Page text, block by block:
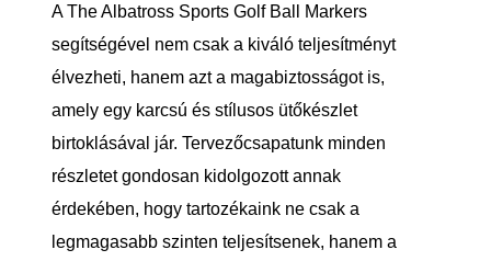
A The Albatross Sports Golf Ball Markers
segítségével nem csak a kiváló teljesítményt
élvezheti, hanem azt a magabiztosságot is,
amely egy karcsú és stílusos ütőkészlet
birtoklásával jár. Tervezőcsapatunk minden
részletet gondosan kidolgozott annak
érdekében, hogy tartozékaink ne csak a
legmagasabb szinten teljesítsenek, hanem a